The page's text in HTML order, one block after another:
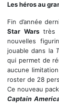
Les héros au
Fin d’année
Star Warstrès
nouvelles
jouable dans la
qui permet de
aucune
roster de 28
Ce nouveau
Captain